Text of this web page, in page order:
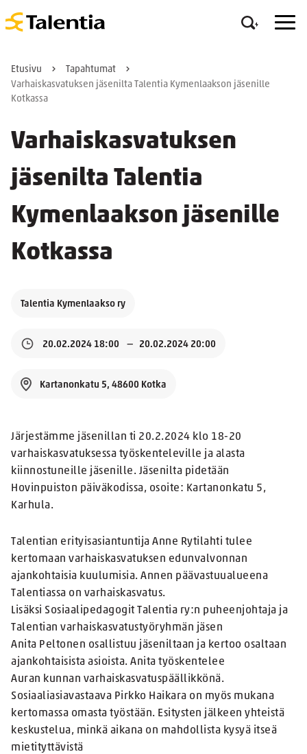
Etusivu
Tapahtumat
Varhaiskasvatuksen jäsenilta Talentia Kymenlaakson jäsenille
Kotkassa
Varhaiskasvatuksen
jäsenilta Talentia
Kymenlaakson jäsenille
Kotkassa
Talentia Kymenlaakso ry
20.02.2024 18:00 20.02.2024 20:00
Kartanonkatu 5, 48600 Kotka
Järjestämme jäsenillan ti 20.2.2024 klo 18-20
varhaiskasvatuksessa työskenteleville ja alasta
kiinnostuneille jäsenille. Jäsenilta pidetään
Hovinpuiston päiväkodissa, osoite: Kartanonkatu 5,
Karhula.
Talentian erityisasiantuntija Anne Rytilahti tulee
kertomaan varhaiskasvatuksen edunvalvonnan
ajankohtaisia kuulumisia. Annen päävastuualueena
Talentiassa on varhaiskasvatus.
Lisäksi Sosiaalipedagogit Talentia ry:n puheenjohtaja ja
Talentian varhaiskasvatustyöryhmän jäsen
Anita Peltonen osallistuu jäseniltaan ja kertoo osaltaan
ajankohtaisista asioista. Anita työskentelee
Auran kunnan varhaiskasvatuspäällikkönä.
Sosiaaliasiavastaava Pirkko Haikara on myös mukana
kertomassa omasta työstään. Esitysten jälkeen yhteistä
keskustelua, minkä aikana on mahdollista kysyä itseä
mietityttävistä